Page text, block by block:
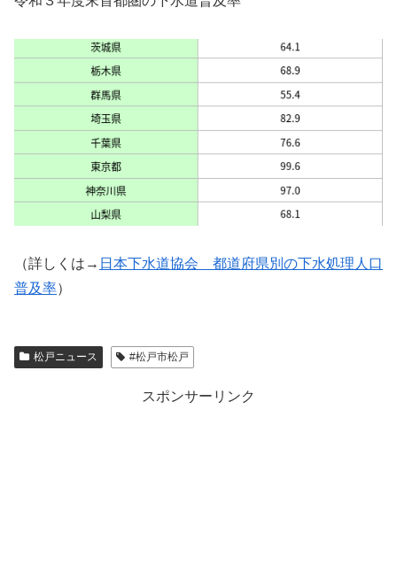
（詳しくは→ 日本下水道協会 都道府県別の下水処理人口
普及率）
松戸ニュース #松戸市松戸
スポンサーリンク